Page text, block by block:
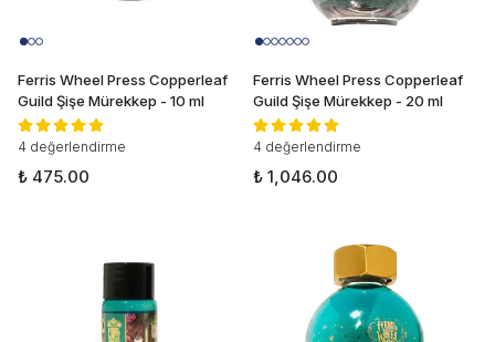
Ferris Wheel Press Copperleaf
Guild Şişe Mürekkep - 10 ml
4 değerlendirme
₺ 475.00
Ferris Wheel Press Copperleaf
Guild Şişe Mürekkep - 20 ml
4 değerlendirme
₺ 1,046.00